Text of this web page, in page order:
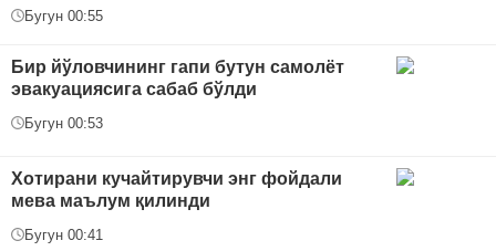
Бугун 00:55
Бир йўловчининг гапи бутун самолёт
эвакуациясига сабаб бўлди
Бугун 00:53
Хотирани кучайтирувчи энг фойдали
мева маълум қилинди
Бугун 00:41